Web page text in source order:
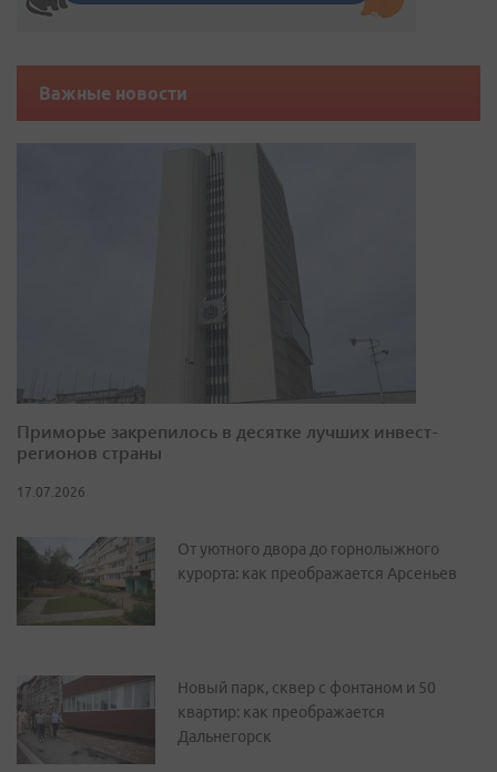
Важные новости
Приморье закрепилось в десятке лучших инвест-
регионов страны
17.07.2026
От уютного двора до горнолыжного
курорта: как преображается Арсеньев
Новый парк, сквер с фонтаном и 50
квартир: как преображается
Дальнегорск